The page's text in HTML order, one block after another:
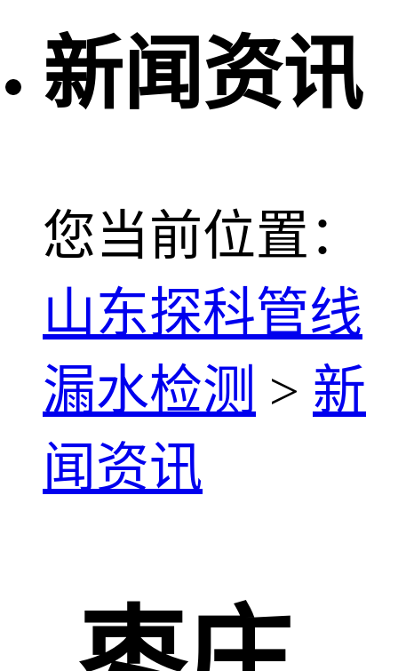
新闻资讯
您当前位置：
山东探科管线
漏水检测 > 新
闻资讯